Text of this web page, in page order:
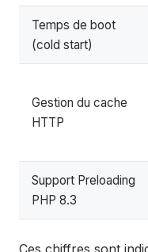
Temps de boot
(cold start)
Gestion du cache
HTTP
Support Preloading
PHP 8.3